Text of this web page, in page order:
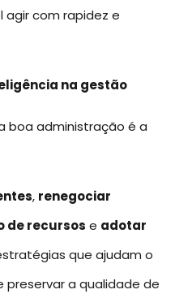
agir com rapidez e
na gestão
boa administração é a
, renegociar
de recursos e adotar
que ajudam o
a qualidade de